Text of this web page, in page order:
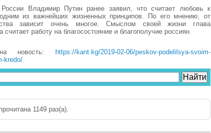
России Владимир Путин ранее заявил, что считает любовь к
из важнейших жизненных принципов. По его мнению, от
зависит очень многое. Смыслом своей жизни глава
считает работу на благосостояние и благополучие россиян.
новость:
https://kant.kg/2019-02-06/peskov-podelilsya-svoim-
kredo/
1149 раз(a).